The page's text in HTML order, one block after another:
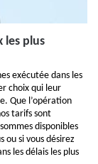
les plus
exécutée dans les
choix qui leur
Que l’opération
tarifs sont
disponibles
ou si vous désirez
les délais les plus